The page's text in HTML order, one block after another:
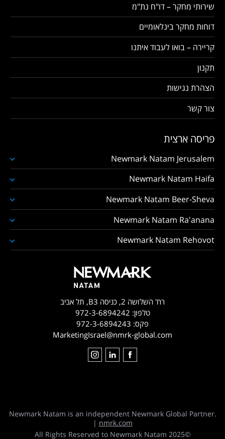
שירותי מחקר – דו"ח נת"מ
דוחות מחקר בינלאומיים
קריירה – בואו לעבוד איתנו
תקנון
הצהרת נגישות
צור קשר
פריסה ארצית
Newmark Natam Jerusalem
Newmark Natam Haifa
Newmark Natam Beer-Sheva
Newmark Natam Ra'anana
Newmark Natam Rehovot
רח' השלושה 2, כניסה B3, תל אביב
טלפון: 972-3-6894242
פקס: 972-3-6894243
MarketingIsrael@nmrk-global.com
Newmark Natam is an independent Newmark Global Partner.
| nmrk.com
©2025 All Rights Reserved to Newmark Natam